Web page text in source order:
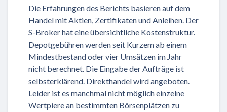
Die Erfahrungen des Berichts basieren auf dem
Handel mit Aktien, Zertifikaten und Anleihen. Der
S-Broker hat eine übersichtliche Kostenstruktur.
Depotgebühren werden seit Kurzem ab einem
Mindestbestand oder vier Umsätzen im Jahr
nicht berechnet. Die Eingabe der Aufträge ist
selbsterklärend. Direkthandel wird angeboten.
Leider ist es manchmal nicht möglich einzelne
Wertpiere an bestimmten Börsenplätzen zu